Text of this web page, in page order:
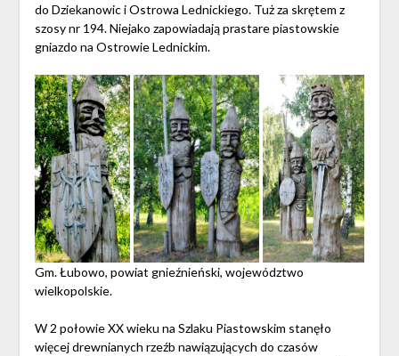
do Dziekanowic i Ostrowa Lednickiego. Tuż za skrętem z
szosy nr 194. Niejako zapowiadają prastare piastowskie
gniazdo na Ostrowie Lednickim.
Gm. Łubowo, powiat gnieźnieński, województwo
wielkopolskie.
W 2 połowie XX wieku na Szlaku Piastowskim stanęło
więcej drewnianych rzeźb nawiązujących do czasów